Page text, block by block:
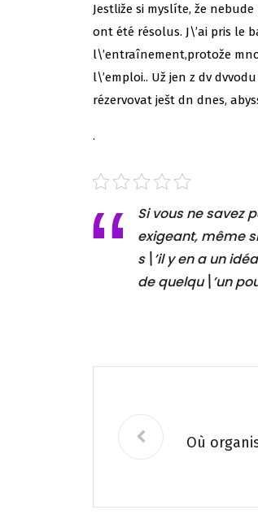
Jestliže si myslíte, že
ont été résolus. J\’ai pris le
l\’entraînement,protože
l\’emploi.. Už jen z dv
rézervovat ješt dn dnes,
.
Si vous ne savez
exigeant, même
s\’il y en a un
de quelqu\’un
Où